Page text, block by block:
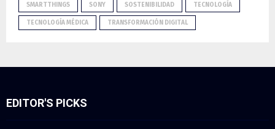
SMARTTHINGS SONY SOSTENIBILIDAD TECNOLOGÍA
TECNOLOGÍA MÉDICA TRANSFORMACIÓN DIGITAL
EDITOR'S PICKS